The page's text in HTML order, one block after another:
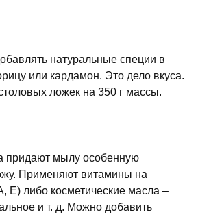
натуральные специи в
или кардамон. Это дело вкуса.
ложек на 350 г массы.
придают мылу особенную
Применяют витамины на
Е) либо косметические масла –
и т. д. Можно добавить